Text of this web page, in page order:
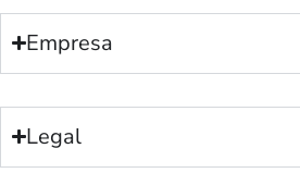
Empresa
Legal